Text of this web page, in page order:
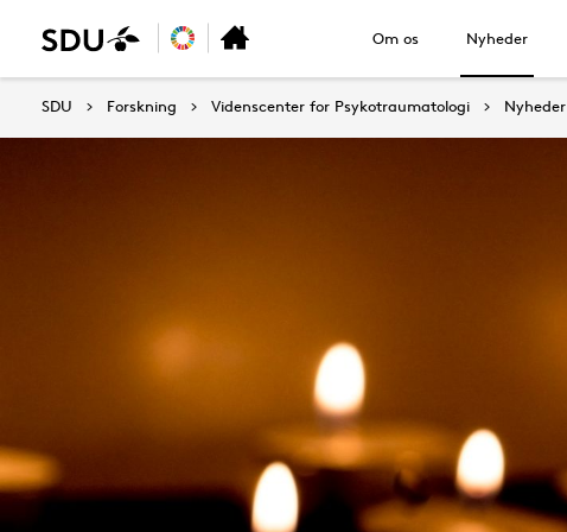
Om os Nyheder
SDU Forskning Videnscenter for Psykotraumatologi Nyheder